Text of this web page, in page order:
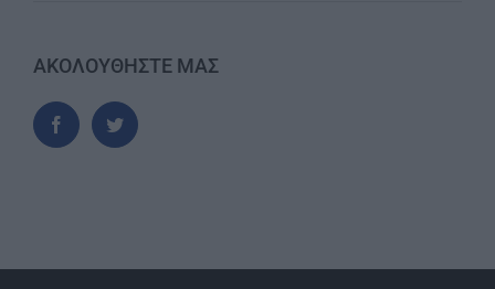
ΑΚΟΛΟΥΘΗΣΤΕ ΜΑΣ